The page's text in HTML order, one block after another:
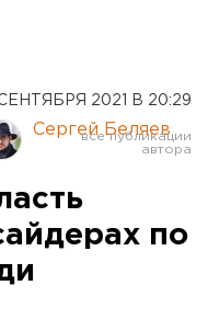
2021 В 20:29
Сергей Беляев
по